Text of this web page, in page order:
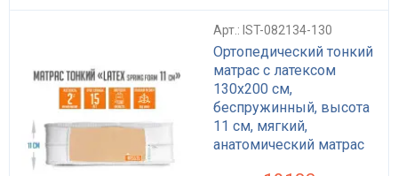
Арт.: IST-082134-130
Ортопедический тонкий
матрас с латексом
130x200 см,
беспружинный, высота
11 см, мягкий,
анатомический матрас